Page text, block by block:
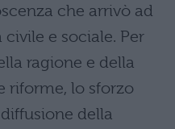
che arrivò ad
e sociale. Per
ragione e della
riforme, lo sforzo
della